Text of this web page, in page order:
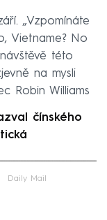
„Vzpomínáte
Vietname? No
této
na mysli
Robin Williams
čínského
Daily Mail